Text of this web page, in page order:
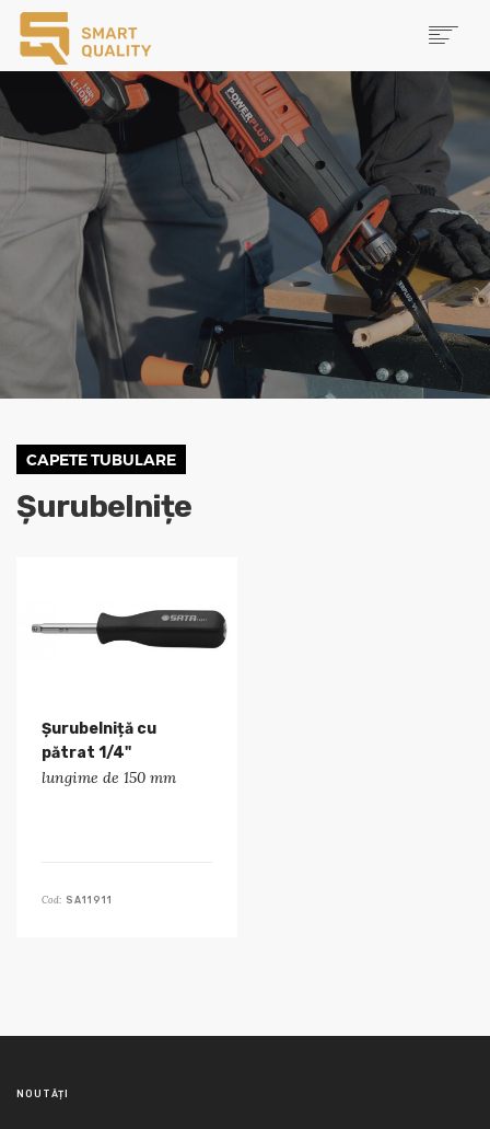
PRODUSE
NOUTĂȚI
MAI MULTE
CAPETE TUBULARE
Șurubelnițe
Șurubelniță cu
pătrat 1/4"
lungime de 150 mm
Cod: SA11911
NOUTĂȚI